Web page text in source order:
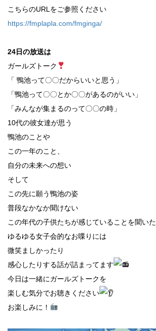
こちらのURLをご参照ください
https://fmplapla.com/fmginga/
24日の放送は
ガールズトーク
「 鴨池って〇〇だからいいと思う」
「鴨池って〇〇とか〇〇があるのがいい」
「みんなが集まるのって〇〇の時」
10代の彼女達が思う
鴨池のことや
この一年のこと、
自分の未来への想い
そして
この先に願う鴨池の姿
普段なかなか聞けない
この年代の子供たちが感じていることを聞いた
ゆるゆる女子会的なお喋りには
微笑ましかったり
感心したりする話が詰まってます
今日は一緒にガールズトークを
楽しむ気分でお聴きください
お楽しみに！